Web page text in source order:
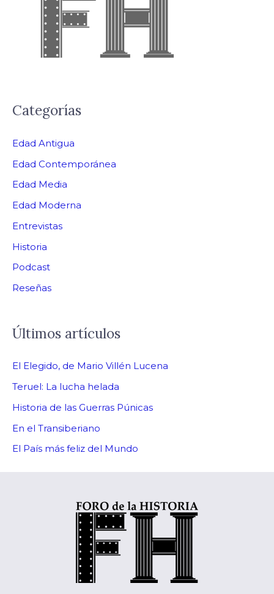
Categorías
Edad Antigua
Edad Contemporánea
Edad Media
Edad Moderna
Entrevistas
Historia
Podcast
Reseñas
Últimos artículos
El Elegido, de Mario Villén Lucena
Teruel: La lucha helada
Historia de las Guerras Púnicas
En el Transiberiano
El País más feliz del Mundo